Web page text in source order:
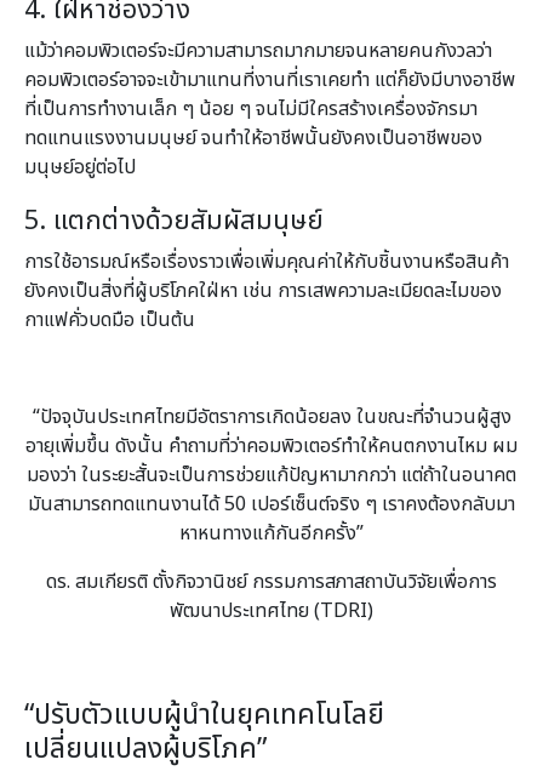
4. ใฝ่หาช่องว่าง
แม้ว่าคอมพิวเตอร์จะมีความสามารถมากมายจนหลายคนกังวลว่า
คอมพิวเตอร์อาจจะเข้ามาแทนที่งานที่เราเคยทำ แต่ก็ยังมีบางอาชีพ
ที่เป็นการทำงานเล็ก ๆ น้อย ๆ จนไม่มีใครสร้างเครื่องจักรมา
ทดแทนแรงงานมนุษย์ จนทำให้อาชีพนั้นยังคงเป็นอาชีพของ
มนุษย์อยู่ต่อไป
5. แตกต่างด้วยสัมผัสมนุษย์
การใช้อารมณ์หรือเรื่องราวเพื่อเพิ่มคุณค่าให้กับชิ้นงานหรือสินค้า
ยังคงเป็นสิ่งที่ผู้บริโภคใฝ่หา เช่น การเสพความละเมียดละไมของ
กาแฟคั่วบดมือ เป็นต้น
“ปัจจุบันประเทศไทยมีอัตราการเกิดน้อยลง ในขณะที่จำนวนผู้สูง
อายุเพิ่มขึ้น ดังนั้น คำถามที่ว่าคอมพิวเตอร์ทำให้คนตกงานไหม ผม
มองว่า ในระยะสั้นจะเป็นการช่วยแก้ปัญหามากกว่า แต่ถ้าในอนาคต
มันสามารถทดแทนงานได้ 50 เปอร์เซ็นต์จริง ๆ เราคงต้องกลับมา
หาหนทางแก้กันอีกครั้ง”
ดร. สมเกียรติ ตั้งกิจวานิชย์ กรรมการสภาสถาบันวิจัยเพื่อการ
พัฒนาประเทศไทย (TDRI)
“ปรับตัวแบบผู้นำในยุคเทคโนโลยี
เปลี่ยนแปลงผู้บริโภค”